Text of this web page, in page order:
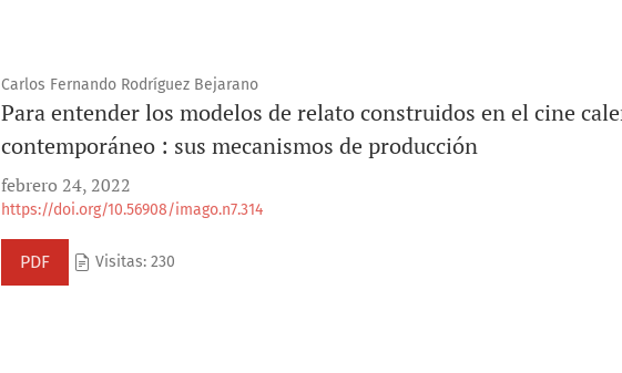
Carlos Fernando Rodríguez Bejarano
Para entender los modelos de relato construidos en el cine
contemporáneo : sus mecanismos de producción
febrero 24, 2022
https://doi.org/10.56908/imago.n7.314
PDF Visitas: 230